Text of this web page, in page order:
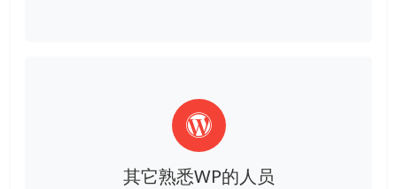
其它熟悉WP的人员